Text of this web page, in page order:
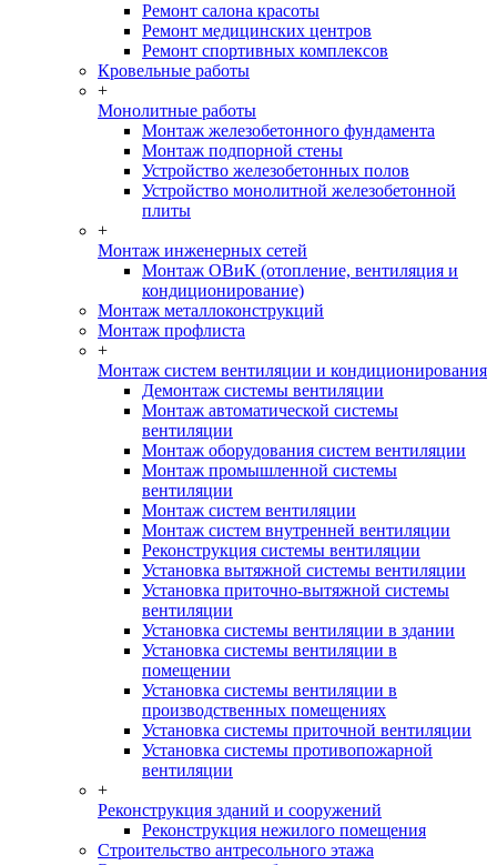
Ремонт салона красоты
Ремонт медицинских центров
Ремонт спортивных комплексов
Кровельные работы
+
Монолитные работы
Монтаж железобетонного фундамента
Монтаж подпорной стены
Устройство железобетонных полов
Устройство монолитной железобетонной
плиты
+
Монтаж инженерных сетей
Монтаж ОВиК (отопление, вентиляция и
кондиционирование)
Монтаж металлоконструкций
Монтаж профлиста
+
Монтаж систем вентиляции и кондиционирования
Демонтаж системы вентиляции
Монтаж автоматической системы
вентиляции
Монтаж оборудования систем вентиляции
Монтаж промышленной системы
вентиляции
Монтаж систем вентиляции
Монтаж систем внутренней вентиляции
Реконструкция системы вентиляции
Установка вытяжной системы вентиляции
Установка приточно-вытяжной системы
вентиляции
Установка системы вентиляции в здании
Установка системы вентиляции в
помещении
Установка системы вентиляции в
производственных помещениях
Установка системы приточной вентиляции
Установка системы противопожарной
вентиляции
+
Реконструкция зданий и сооружений
Реконструкция нежилого помещения
Строительство антресольного этажа